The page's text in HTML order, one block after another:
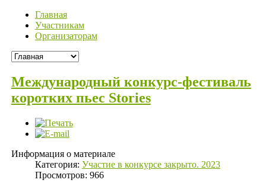
Главная
Участникам
Организаторам
Международный конкурс-фестиваль
коротких пьес Stories
Информация о материале
Категория: Участие в конкурсе закрыто. 2023
Просмотров: 966